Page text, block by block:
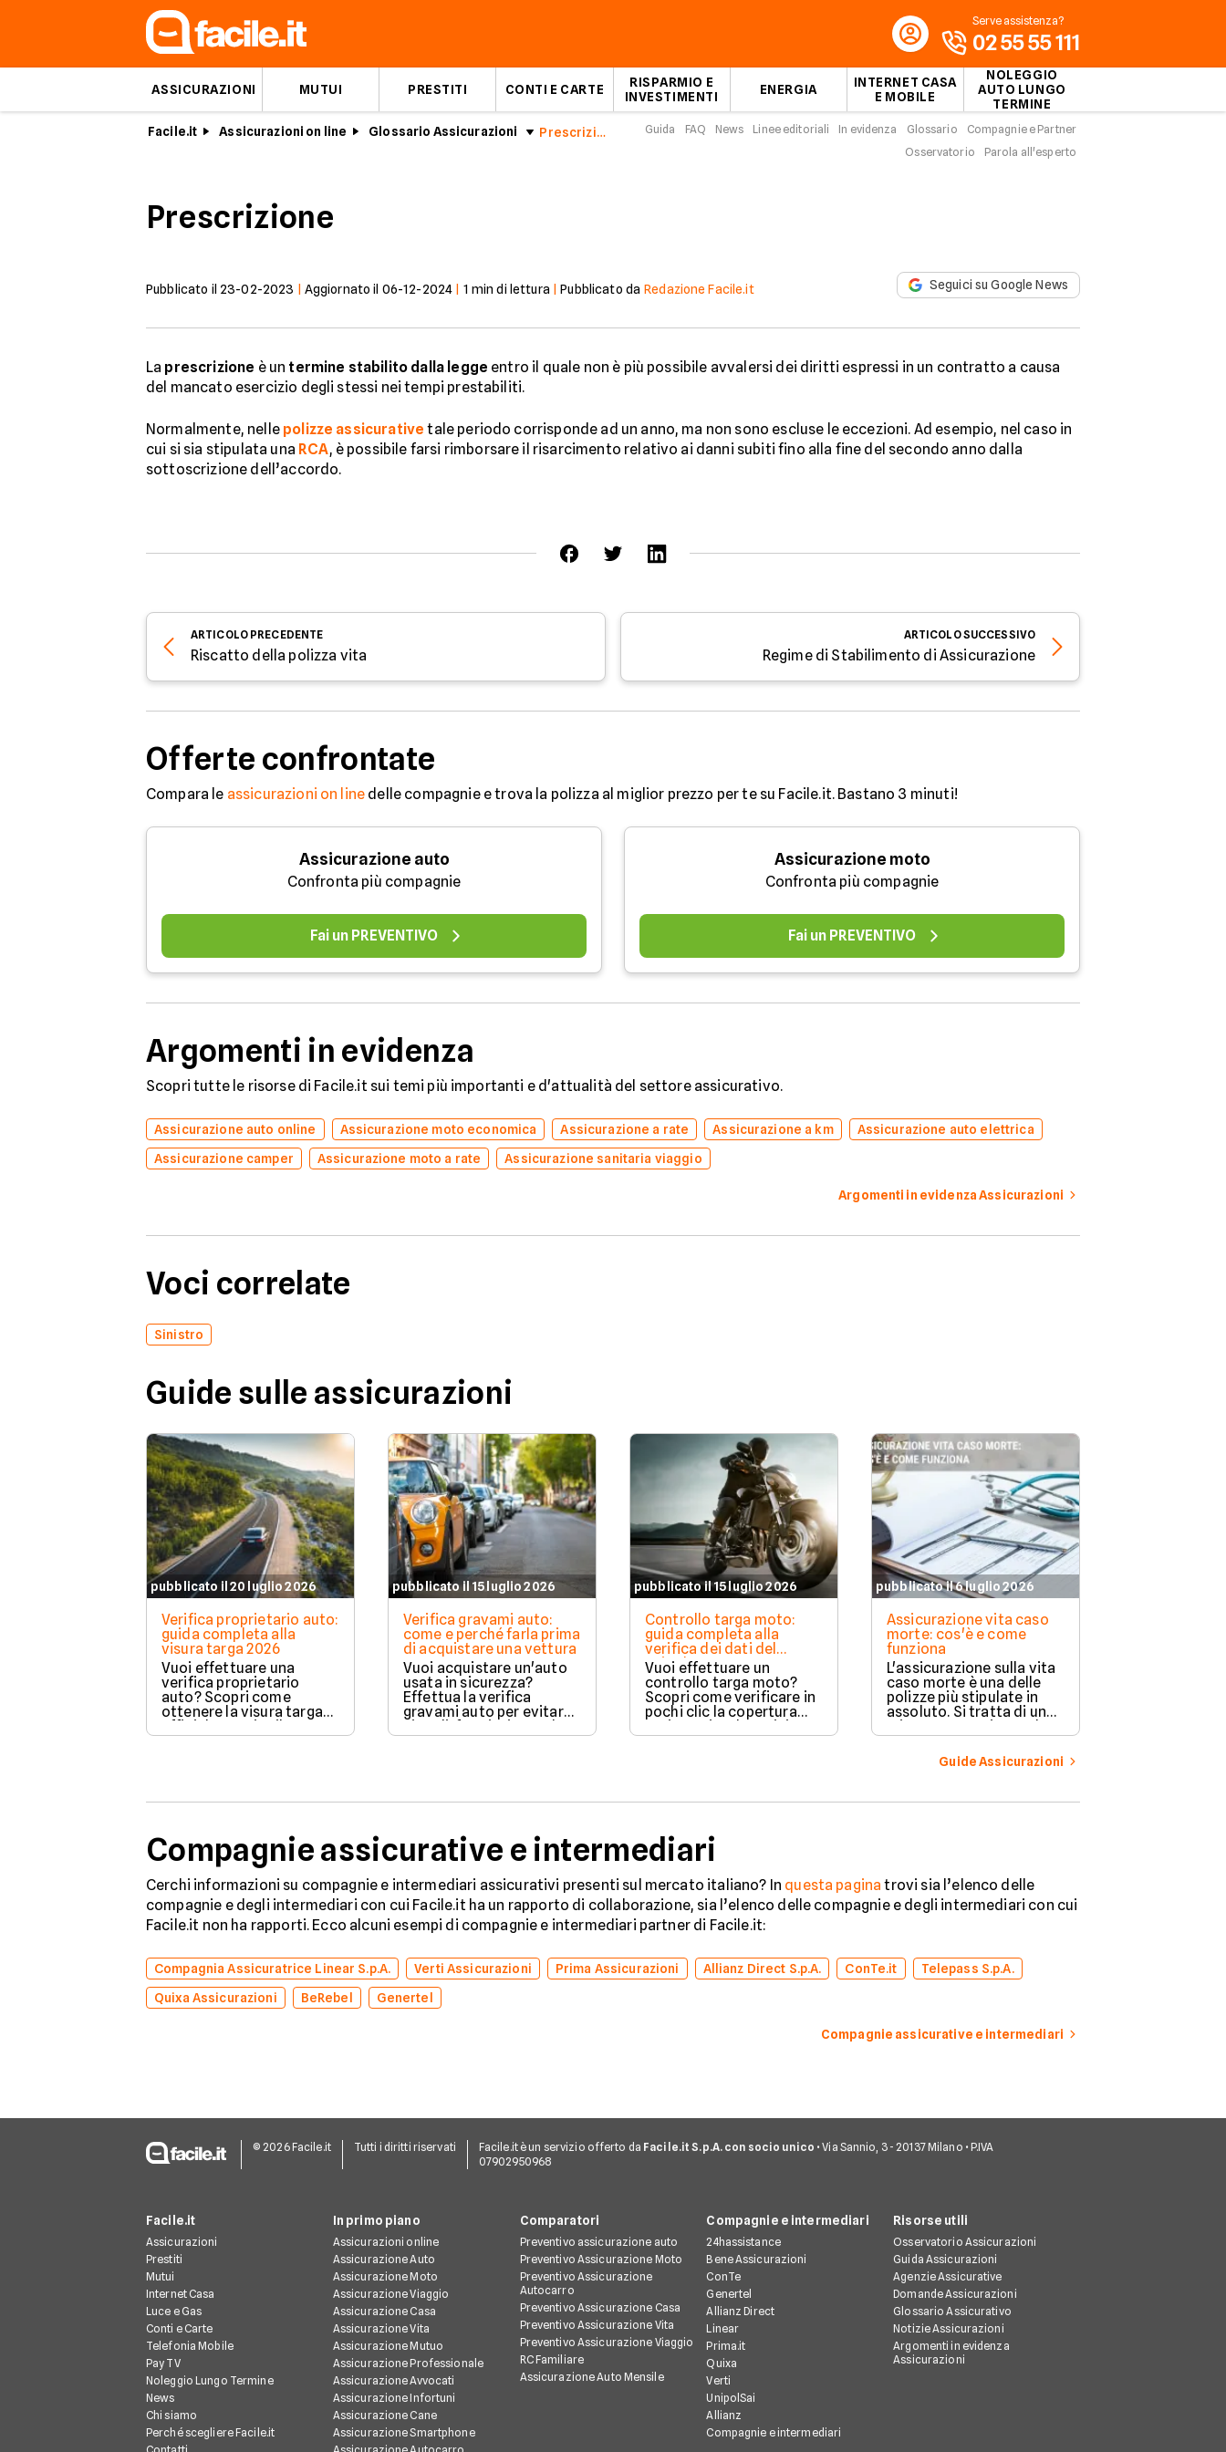
ASSICURAZIONI MUTUI PRESTITI CONTI E CARTE
RISPARMIO E
INVESTIMENTI
ENERGIA
INTERNET CASA
E MOBILE
NOLEGGIO
AUTO LUNGO
TERMINE
Serve assistenza?
02 55 55 111
Facile.it Assicurazioni on line Glossario Assicurazioni Prescrizione Guida FAQ News Linee editoriali In evidenza Glossario
Compagnie e Partner
Osservatorio
Parola all'esperto
Prescrizione
Pubblicato il 23-02-2023 Aggiornato il 06-12-2024 1 min di lettura |Pubblicato da Redazione Facile.it Seguici su Google News
La prescrizione è un termine stabilito dalla legge entro il quale non è più possibile avvalersi dei diritti espressi in un contratto a causa
del mancato esercizio degli stessi nei tempi prestabiliti.
Normalmente, nelle polizze assicurative tale periodo corrisponde ad un anno, ma non sono escluse le eccezioni. Ad esempio, nel caso in
cui si sia stipulata una RCA, è possibile farsi rimborsare il risarcimento relativo ai danni subiti fino alla fine del secondo anno dalla
sottoscrizione dell’accordo.
ARTICOLO PRECEDENTE
Riscatto della polizza vita
ARTICOLOSUCCESSIVO
Regime di Stabilimento di Assicurazione
Offerte confrontate
Compara le assicurazioni on line delle compagnie e trova la polizza al miglior prezzo per te su Facile.it. Bastano 3 minuti!
Assicurazione auto
Confronta più compagnie
Fai un PREVENTIVO
Assicurazione moto
Confronta più compagnie
Fai un PREVENTIVO
Argomenti in evidenza
Scopri tutte le risorse di Facile.it sui temi più importanti e d'attualità del settore assicurativo.
Assicurazione auto online Assicurazione moto economica Assicurazione a rate Assicurazione a km
Assicurazione auto elettrica
Assicurazione camper
Assicurazione moto a rate Assicurazione sanitaria viaggio
Argomenti in evidenza Assicurazioni
Voci correlate
Sinistro
Guide sulle assicurazioni
pubblicato il 20 luglio 2026
Verifica proprietario auto:
guida completa alla
visura targa 2026
Vuoi effettuare una
verifica proprietario
auto? Scopri come
ottenere la visura targa
ufficiale tramite il PRA per
controllare dati e vincoli
pubblicato il 15 luglio 2026
Verifica gravami auto:
come e perché farla prima
di acquistare una vettura
Vuoi acquistare un'auto
usata in sicurezza?
Effettua la verifica
gravami auto per evitare
vincoli, fermi o ipoteche.
Scopri come tutelare il
pubblicato il 15 luglio 2026
Controllo targa moto:
guida completa alla
verifica dei dati del
veicolo
Vuoi effettuare un
controllo targa moto?
Scopri come verificare in
pochi clic la copertura
assicurativa, la revisione
e lo stato legale del
pubblicato il 6 luglio 2026
Assicurazione vita caso
morte: cos'è e come
funziona
L'assicurazione sulla vita
caso morte è una delle
polizze più stipulate in
assoluto. Si tratta di una
misura preventiva molto
rilevante quando si ha a
che fare con eventi
imponderabili. Scopriamo
funziona un contratto di
Guide Assicurazioni
Compagnie assicurative e intermediari
Cerchi informazioni su compagnie e intermediari assicurativi presenti sul mercato italiano? In questa pagina trovi sia l’elenco delle
compagnie e degli intermediari con cui Facile.it ha un rapporto di collaborazione, sia l’elenco delle compagnie e degli intermediari con cui
Facile.it non ha rapporti. Ecco alcuni esempi di compagnie e intermediari partner di Facile.it:
Compagnia Assicuratrice Linear S.p.A. Verti Assicurazioni Prima Assicurazioni Allianz Direct S.p.A. ConTe.it
Telepass S.p.A.
Quixa Assicurazioni
BeRebel Genertel
Compagnie assicurative e intermediari
© 2026 Facile.it Tutti i diritti riservati Facile.it è un servizio offerto da Facile.it S.p.A. con socio unico • Via Sannio, 3 - 20137 Milano • P.IVA
07902950968
Facile.it
Assicurazioni
Prestiti
Mutui
Internet Casa
Luce e Gas
Conti e Carte
Telefonia Mobile
Pay TV
Noleggio Lungo Termine
News
Chi siamo
Perché scegliere Facile.it
In primo piano
Assicurazioni online
Assicurazione Auto
Assicurazione Moto
Assicurazione Viaggio
Assicurazione Casa
Assicurazione Vita
Assicurazione Mutuo
Assicurazione Professionale
Assicurazione Avvocati
Assicurazione Infortuni
Assicurazione Cane
Assicurazione Smartphone
Comparatori
Preventivo assicurazione auto
Preventivo Assicurazione Moto
Preventivo Assicurazione
Autocarro
Preventivo Assicurazione Casa
Preventivo Assicurazione Vita
Preventivo Assicurazione Viaggio
RC Familiare
Assicurazione Auto Mensile
Compagnie e intermediari
24hassistance
Bene Assicurazioni
ConTe
Genertel
Allianz Direct
Linear
Prima.it
Quixa
Verti
UnipolSai
Allianz
Compagnie e intermediari
Risorse utili
Osservatorio Assicurazioni
Guida Assicurazioni
Agenzie Assicurative
Domande Assicurazioni
Glossario Assicurativo
Notizie Assicurazioni
Argomenti in evidenza
Assicurazioni